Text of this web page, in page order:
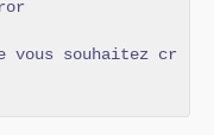
souhaitez cr